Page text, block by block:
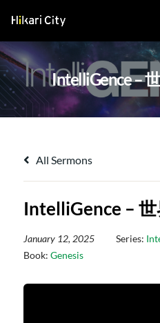
IntelliGence –
All Sermons
IntelliGence –
January 12, 2025 Series:
Book: Genesis